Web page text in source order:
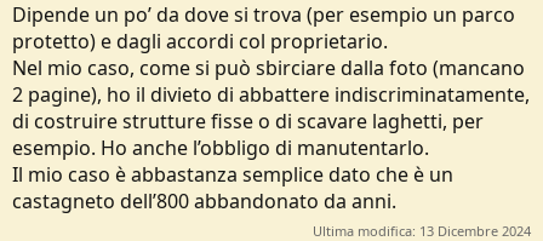
Dipende un po’ da dove si trova (per esempio un parco
protetto) e dagli accordi col proprietario.
Nel mio caso, come si può sbirciare dalla foto (mancano
2 pagine), ho il divieto di abbattere indiscriminatamente,
di costruire strutture fisse o di scavare laghetti, per
esempio. Ho anche l’obbligo di manutentarlo.
Il mio caso è abbastanza semplice dato che è un
castagneto dell’800 abbandonato da anni.
Ultima modifica: 13 Dicembre 2024